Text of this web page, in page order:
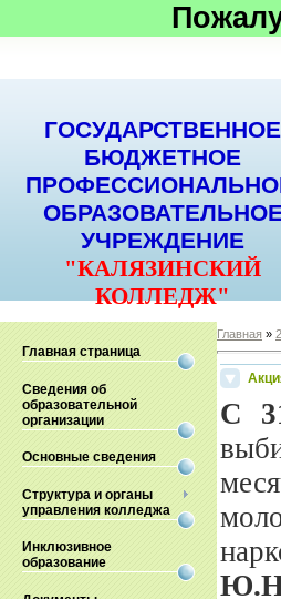
ГОСУДАРСТВЕННОЕ
БЮДЖЕТНОЕ
УЧРЕЖДЕНИЕ
"КАЛЯЗИНСКИЙ
КОЛЛЕДЖ"
Главная страница
Сведения об
образовательной
организации
Основные сведения
Структура и органы
управления колледжа
Инклюзивное
образование
Главная »
С